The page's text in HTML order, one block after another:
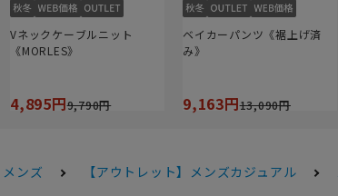
Vネックケーブルニット
《MORLES》
4,895円9,790円
ベイカーパンツ《裾上げ済
み》
9,163円13,090円
メンズ 【アウトレット】メンズカジュアル